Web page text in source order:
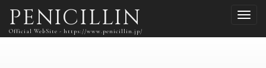
PENICILLIN
Official WebSite - https://www.penicillin.jp/